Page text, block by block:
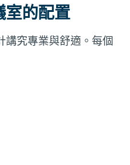
室的配置
講究專業與舒適。每個